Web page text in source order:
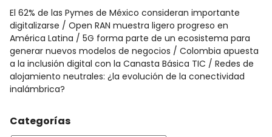
El 62% de las Pymes de México consideran importante
digitalizarse
Open RAN muestra ligero progreso en
América Latina
5G forma parte de un ecosistema para
generar nuevos modelos de negocios
Colombia apuesta
a la inclusión digital con la Canasta Básica TIC
Redes de
alojamiento neutrales: ¿la evolución de la conectividad
inalámbrica?
Categorías